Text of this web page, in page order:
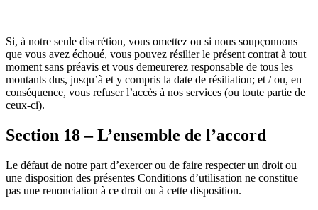
Si, à notre seule discrétion, vous omettez ou si nous soupçonnons
que vous avez échoué, vous pouvez résilier le présent contrat à tout
moment sans préavis et vous demeurerez responsable de tous les
montants dus, jusqu’à et y compris la date de résiliation; et / ou, en
conséquence, vous refuser l’accès à nos services (ou toute partie de
ceux-ci).
Section 18 – L’ensemble de l’accord
Le défaut de notre part d’exercer ou de faire respecter un droit ou
une disposition des présentes Conditions d’utilisation ne constitue
pas une renonciation à ce droit ou à cette disposition.